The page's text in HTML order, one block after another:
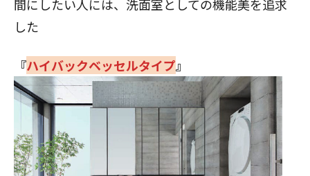
間にしたい人には、洗面室としての機能美を追求
した
『ハイバックベッセルタイプ』